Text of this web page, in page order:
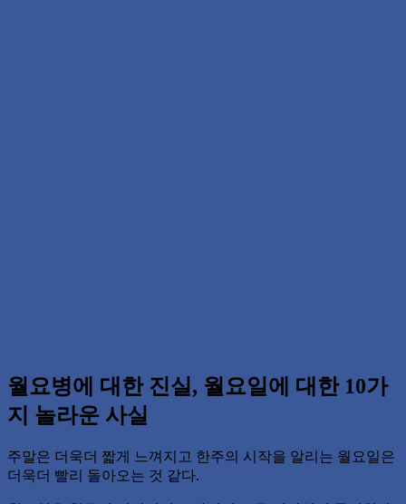
월요병에 대한 진실, 월요일에 대한 10가
지 놀라운 사실
주말은 더욱더 짧게 느껴지고 한주의 시작을 알리는 월요일은
더욱더 빨리 돌아오는 것 같다.